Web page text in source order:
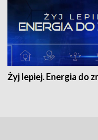
Żyj lepiej. Energia do